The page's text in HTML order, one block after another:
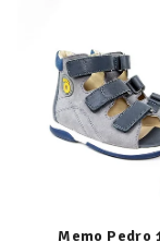
Memo Pedro